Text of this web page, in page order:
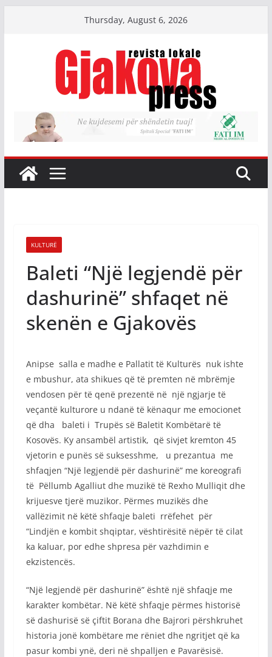
Thursday, August 6, 2026
KULTURË
Baleti “Një legjendë për
dashurinë” shfaqet në
skenën e Gjakovës
Anipse salla e madhe e Pallatit të Kulturës nuk ishte
e mbushur, ata shikues që të premten në mbrëmje
vendosen për të qenë prezentë në një ngjarje të
veçantë kulturore u ndanë të kënaqur me emocionet
që dha baleti i Trupës së Baletit Kombëtarë të
Kosovës. Ky ansambël artistik, që sivjet kremton 45
vjetorin e punës së suksesshme, u prezantua me
shfaqjen “Një legjendë për dashurinë” me koreografi
të Pëllumb Agalliut dhe muzikë të Rexho Mulliqit dhe
krijuesve tjerë muzikor. Përmes muzikës dhe
vallëzimit në këtë shfaqje baleti rrëfehet për
“Lindjën e kombit shqiptar, vështirësitë nëpër të cilat
ka kaluar, por edhe shpresa për vazhdimin e
ekzistencës.
“Një legjendë për dashurinë” është një shfaqje me
karakter kombëtar. Në këtë shfaqje përmes historisë
së dashurisë së çiftit Borana dhe Bajrori përshkruhet
historia jonë kombëtare me rëniet dhe ngritjet që ka
pasur kombi ynë, deri në shpalljen e Pavarësisë.